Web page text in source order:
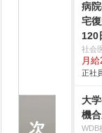
病
宅
120
社会
月
正社
大
機
WDB